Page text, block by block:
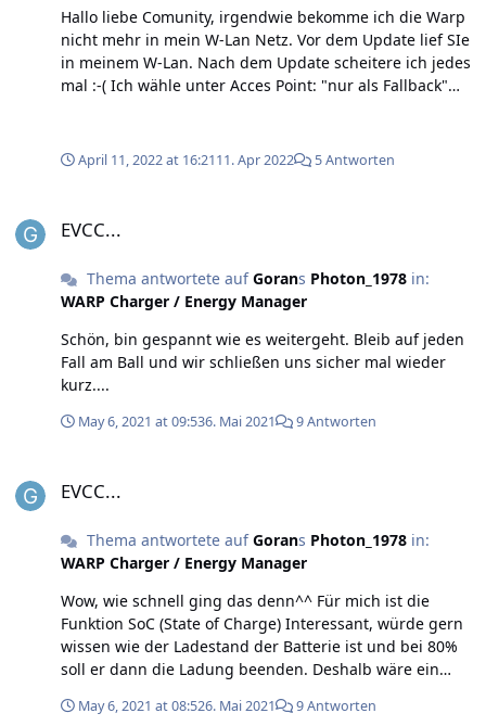
Hallo liebe Comunity, irgendwie bekomme ich die Warp
nicht mehr in mein W-Lan Netz. Vor dem Update lief SIe
in meinem W-Lan. Nach dem Update scheitere ich jedes
mal :-( Ich wähle unter Acces Point: "nur als Fallback"
deaktivieren gehen? Liebe Grüße und Danke für die
April 11, 2022 at 16:2111. Apr 2022 5 Antworten
EVCC...
Thema antwortete aufGorans Photon_1978in:
WARP Charger / Energy Manager
Schön, bin gespannt wie es weitergeht. Bleib auf jeden
Fall am Ball und wir schließen uns sicher mal wieder
kurz....
May 6, 2021 at 09:536. Mai 2021 9 Antworten
EVCC...
Thema antwortete aufGorans Photon_1978in:
WARP Charger / Energy Manager
Wow, wie schnell ging das denn^^ Für mich ist die
Funktion SoC (State of Charge) Interessant, würde gern
wissen wie der Ladestand der Batterie ist und bei 80%
soll er dann die Ladung beenden. Deshalb wäre ein
richtige Variante. Hast du deinen Laptop in der Garage
May 6, 2021 at 08:526. Mai 2021 9 Antworten